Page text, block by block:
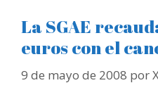
La SGAE
euros con el
9 de mayo de 2008 por